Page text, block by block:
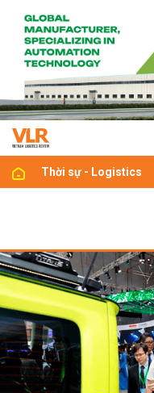
Thời sự - Logistics